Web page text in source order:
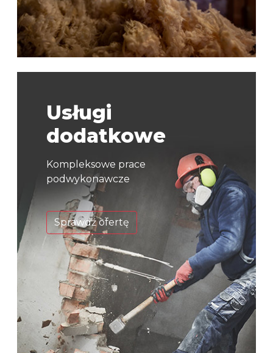
Usługi
dodatkowe
Kompleksowe prace
podwykonawcze
Sprawdź ofertę